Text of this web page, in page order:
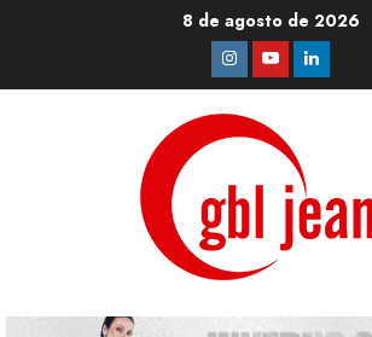
8 de agosto de 2026
Instagram
YoutubeLinkedin